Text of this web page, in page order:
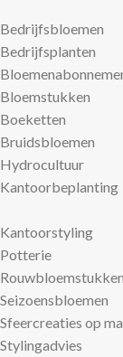
Bedrijfsbloemen
Bedrijfsplanten
Bloemstukken
Boeketten
Bruidsbloemen
Hydrocultuur
Kantoorbeplanting
Kantoorstyling
Potterie
Rouwbloemstukken
Seizoensbloemen
Sfeercreaties op
Stylingadvies